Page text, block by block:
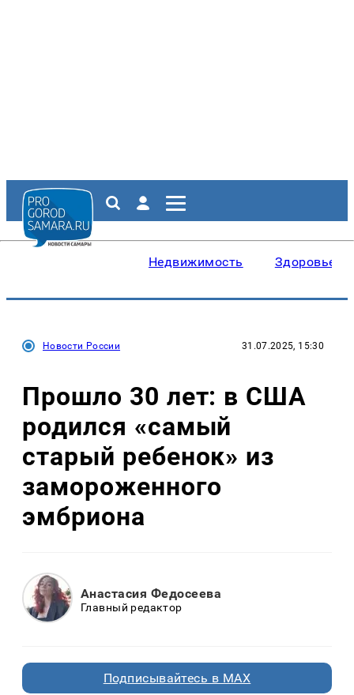
Недвижимость Здоровье
Новости России 31.07.2025, 15:30
Прошло 30 лет: в США
родился «самый
старый ребенок» из
замороженного
эмбриона
Анастасия Федосеева
Главный редактор
Подписывайтесь в MAX